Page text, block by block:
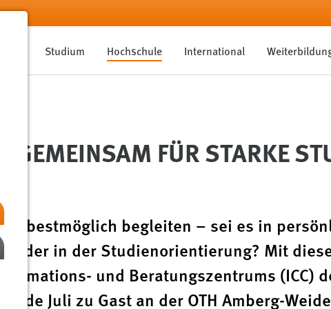
Studium Hochschule International
FÜR STARKE
bestmöglich begleiten – sei es in
oder in der Studienorientierung? Mit
und Beratungszentrums (ICC)
Juli zu Gast an der OTH Amberg-